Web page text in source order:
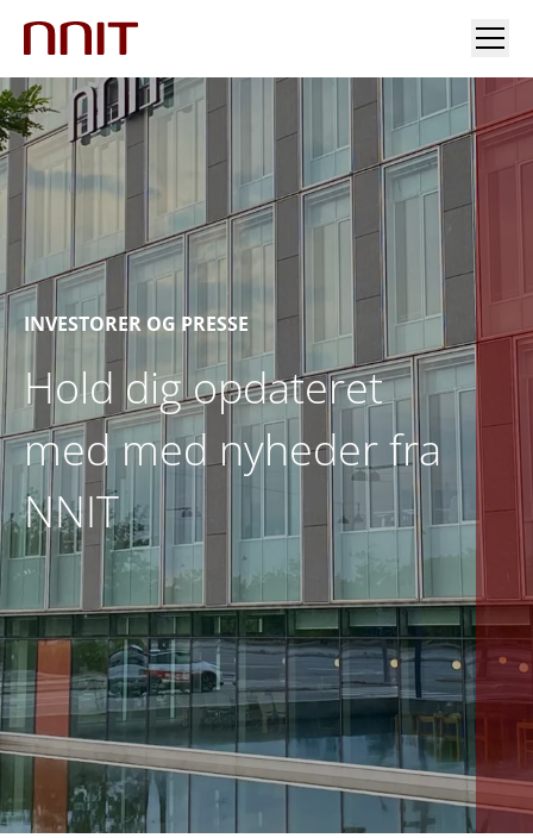
INDUSTRIER
VORES LØSNINGER
INDSIGT
INVESTORER OG PRESSE
KARRIERE
OM OS
KONTAKT OS
INVESTORER OG PRESSE
Hold dig opdateret
med med nyheder fra
NNIT